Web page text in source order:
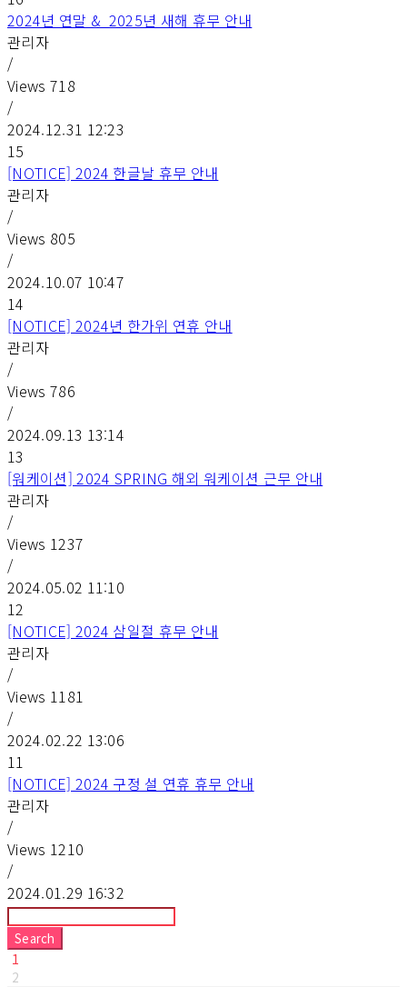
2024년 연말 & 2025년 새해 휴무 안내
관리자
/
Views 718
/
2024.12.31 12:23
15
[NOTICE] 2024 한글날 휴무 안내
관리자
/
Views 805
/
2024.10.07 10:47
14
[NOTICE] 2024년 한가위 연휴 안내
관리자
/
Views 786
/
2024.09.13 13:14
13
[워케이션] 2024 SPRING 해외 워케이션 근무 안내
관리자
/
Views 1237
/
2024.05.02 11:10
12
[NOTICE] 2024 삼일절 휴무 안내
관리자
/
Views 1181
/
2024.02.22 13:06
11
[NOTICE] 2024 구정 설 연휴 휴무 안내
관리자
/
Views 1210
/
2024.01.29 16:32
Search
1
2